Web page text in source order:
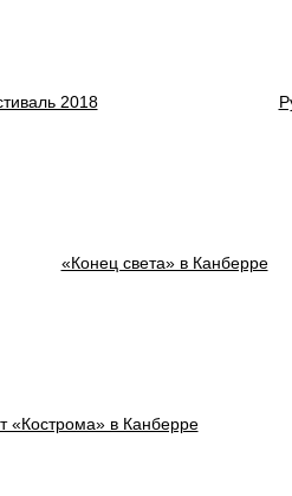
2018
«Конец света» в Канберре
«Кострома» в Канберре